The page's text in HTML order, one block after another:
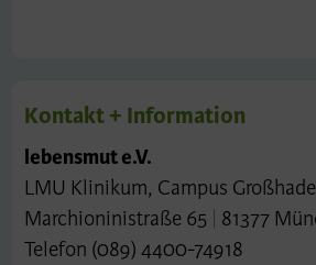
Kontakt + Information
lebensmut e.V.
LMU Klinikum, Campus
Marchioninistraße 65 81377
Telefon (089) 4400-74918